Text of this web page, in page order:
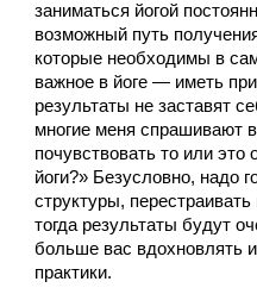
заниматься йогой
возможный путь
которые необходимы в
важное в йоге — иметь
результаты не заставят
многие меня спрашивают
почувствовать то или
йоги?» Безусловно, надо
структуры,
тогда результаты будут
больше вас вдохновлять
практики.